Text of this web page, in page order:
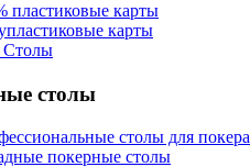
пластиковые карты
карты
Столы
столы
столы для покера
покерные столы